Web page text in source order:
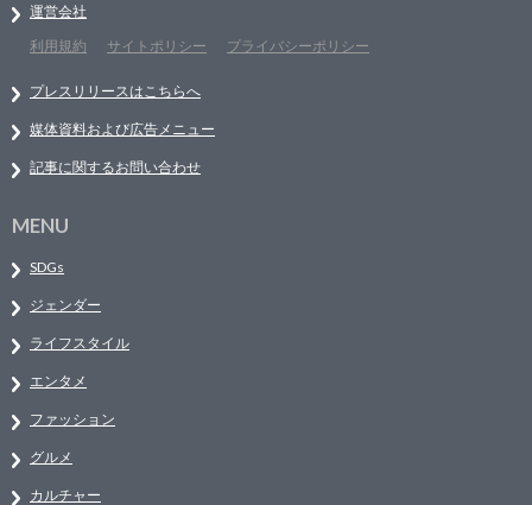
運営会社
利用規約
サイトポリシー プライバシーポリシー
プレスリリースはこちらへ
媒体資料および広告メニュー
記事に関するお問い合わせ
MENU
SDGs
ジェンダー
ライフスタイル
エンタメ
ファッション
グルメ
カルチャー